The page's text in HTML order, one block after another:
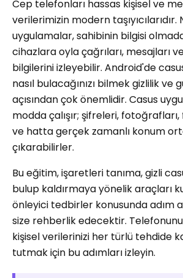
Cep telefonları hassas kişisel ve
verilerimizin modern taşıyıcılarıdır.
uygulamalar, sahibinin bilgisi
cihazlara oyla çağrıları, mesajları
bilgilerini izleyebilir. Android'de
nasıl bulacağınızı bilmek gizlilik ve
açısından çok önemlidir. Casus
modda çalışır; şifreleri,
ve hatta gerçek zamanlı konum
çıkarabilirler.
Bu eğitim, işaretleri tanıma, gizli
bulup kaldırmaya yönelik araçları
önleyici tedbirler konusunda adım
size rehberlik edecektir.
kişisel verilerinizi her türlü tehdide
tutmak için bu adımları izleyin.